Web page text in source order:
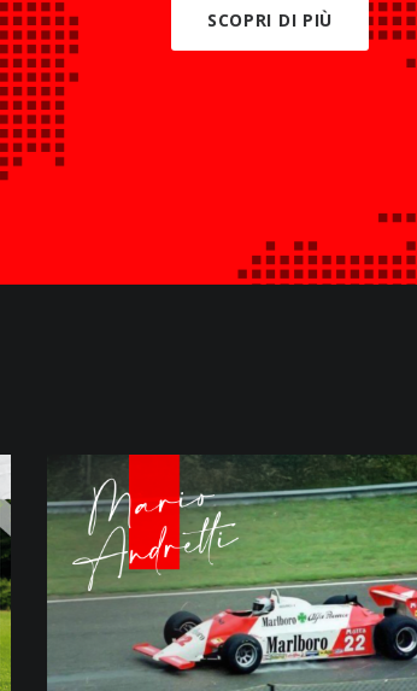
SCOPRI DI PIÙ